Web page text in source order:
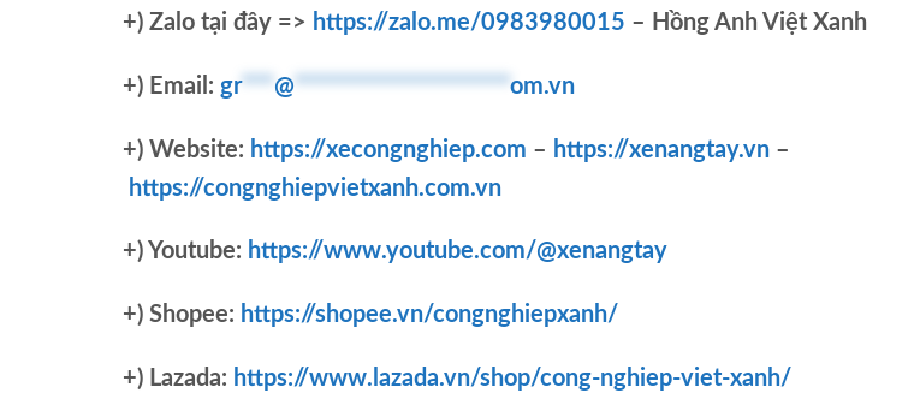
+) Zalo tại đây => https://zalo.me/0983980015 – Hồng Anh Việt Xanh
+) Email: gr***@********************om.vn
+) Website: https://xecongnghiep.com – https://xenangtay.vn –
https://congnghiepvietxanh.com.vn
+) Youtube: https://www.youtube.com/@xenangtay
+) Shopee: https://shopee.vn/congnghiepxanh/
+) Lazada: https://www.lazada.vn/shop/cong-nghiep-viet-xanh/